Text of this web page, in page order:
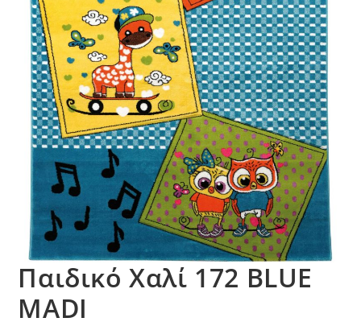
Παιδικό Χαλί 172 BLUE
MADI